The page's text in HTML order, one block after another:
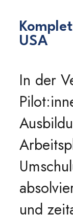
USA
In der
und